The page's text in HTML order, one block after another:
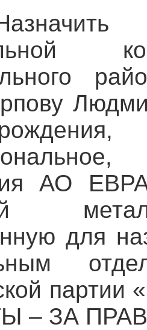
АО
для
– ЗА